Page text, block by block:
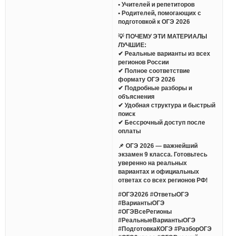
• Учителей и репетиторов
• Родителей, помогающих с
подготовкой к ОГЭ 2026
💡 ПОЧЕМУ ЭТИ МАТЕРИАЛЫ
ЛУЧШИЕ:
✔ Реальные варианты из всех
регионов России
✔ Полное соответствие
формату ОГЭ 2026
✔ Подробные разборы и
объяснения
✔ Удобная структура и быстрый
поиск
✔ Бессрочный доступ после
оплаты
📌 ОГЭ 2026 — важнейший
экзамен 9 класса. Готовьтесь
уверенно на реальных
вариантах и официальных
ответах со всех регионов РФ!
#ОГЭ2026 #ОтветыОГЭ
#ВариантыОГЭ
#ОГЭВсеРегионы
#РеальныеВариантыОГЭ
#ПодготовкаКОГЭ #РазборОГЭ